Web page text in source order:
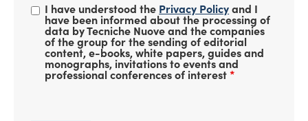
I have understood the Privacy Policyand I
have been informed about the processing of
data by Tecniche Nuove and the companies
of the group for the sending of editorial
content, e-books, white papers, guides and
monographs, invitations to events and
professional conferences of interest*